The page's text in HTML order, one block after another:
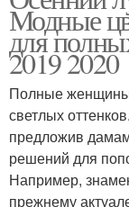
Модные
для
2019 2020
Полные женщины
светлых
предложив
решений для
Например,
прежнему